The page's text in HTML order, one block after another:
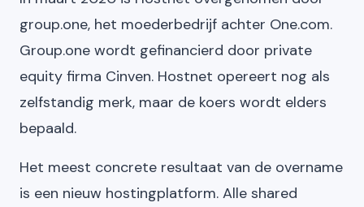
group.one, het moederbedrijf achter One.com.
Group.one wordt gefinancierd door private
equity firma Cinven. Hostnet opereert nog als
zelfstandig merk, maar de koers wordt elders
bepaald.
Het meest concrete resultaat van de overname
is een nieuw hostingplatform. Alle shared